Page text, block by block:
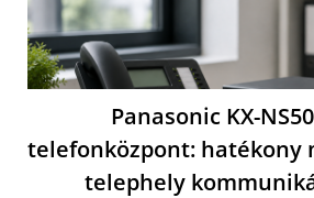
Panasonic KX-
telefonközpont: hatékony
telephely